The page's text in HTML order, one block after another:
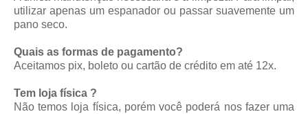
utilizar apenas um espanador ou passar suavemente um
pano seco.
Quais as formas de pagamento?
Aceitamos pix, boleto ou cartão de crédito em até 12x.
Tem loja física ?
Não temos loja física, porém você poderá nos fazer uma